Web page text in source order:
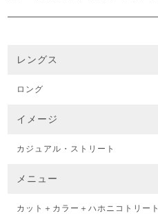
レングス
ロング
イメージ
カジュアル・ストリート
メニュー
カット＋カラー＋ハホニコトリー